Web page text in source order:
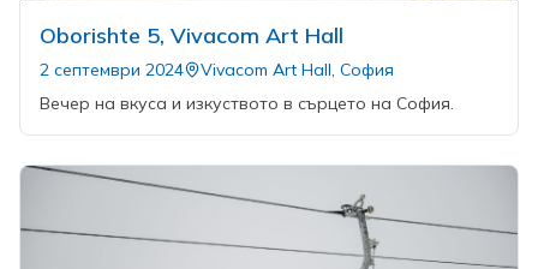
Oborishte 5, Vivacom Art Hall
2 септември 2024
Vivacom Art Hall, София
Вечер на вкуса и изкуството в сърцето на София.